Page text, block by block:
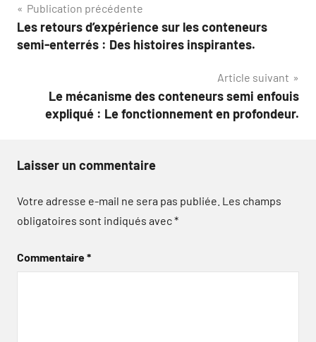
Navigation
de
Publication précédente
Les retours d’expérience sur les conteneurs
semi-enterrés : Des histoires inspirantes.
Article suivant
Le mécanisme des conteneurs semi enfouis
expliqué : Le fonctionnement en profondeur.
Laisser un commentaire
Votre adresse e-mail ne sera pas publiée. Les champs
obligatoires sont indiqués avec*
Commentaire*